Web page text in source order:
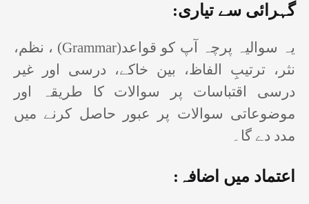
گہرائی سے تیاری:
یہ سوالیہ پرچہ آپ کو قواعد(Grammar) ، نظم،
نثر، ترتیبِ الفاظ، بین خاکے، درسی اور غیر
درسی اقتباسات پر سوالات کا طریقہ اور
موضوعاتی سوالات پر عبور حاصل کرنے میں
مدد دے گا۔
اعتماد میں اضافہ :